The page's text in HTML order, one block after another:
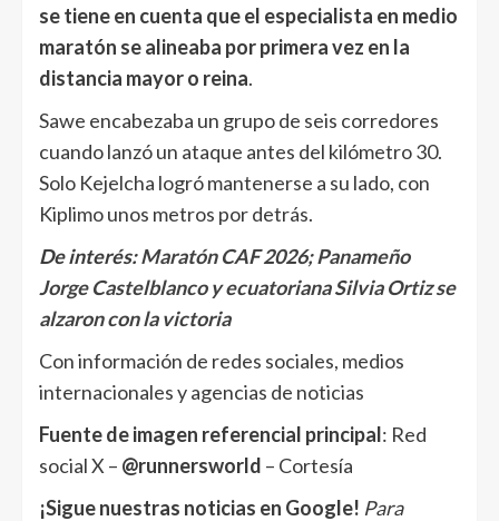
se tiene en cuenta que el especialista en medio
maratón se alineaba por primera vez en la
distancia mayor o reina.
Sawe encabezaba un grupo de seis corredores
cuando lanzó un ataque antes del kilómetro 30.
Solo Kejelcha logró mantenerse a su lado, con
Kiplimo unos metros por detrás.
De interés:Maratón CAF 2026; Panameño
Jorge Castelblanco y ecuatoriana Silvia Ortiz se
alzaron con la victoria
Con información de redes sociales, medios
internacionales y agencias de noticias
Fuente de imagen referencial principal: Red
social X – @runnersworld – Cortesía
¡Sigue nuestras noticias en Google! Para